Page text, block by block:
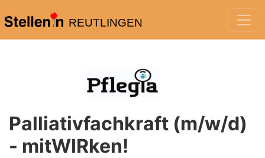
REUTLINGEN
Palliativfachkraft (m/w/d)
- mitWIRken!